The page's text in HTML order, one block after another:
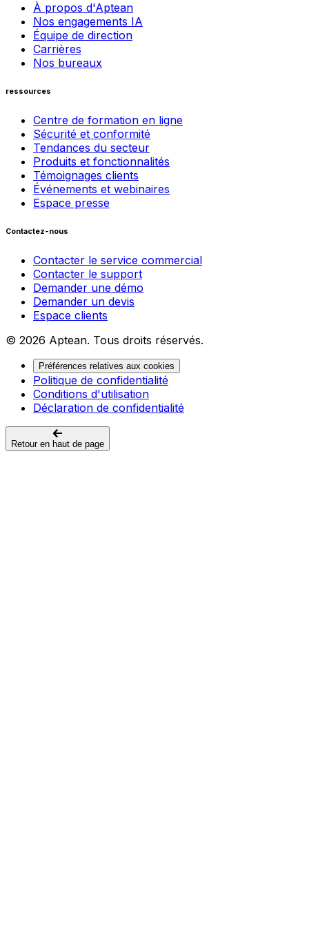
À propos d'Aptean
Nos engagements IA
Équipe de direction
Carrières
Nos bureaux
ressources
Centre de formation en ligne
Sécurité et conformité
Tendances du secteur
Produits et fonctionnalités
Témoignages clients
Événements et webinaires
Espace presse
Contactez-nous
Contacter le service commercial
Contacter le support
Demander une démo
Demander un devis
Espace clients
© 2026 Aptean. Tous droits réservés.
Préférences relatives aux cookies
Politique de confidentialité
Conditions d'utilisation
Déclaration de confidentialité
Retour en haut de page